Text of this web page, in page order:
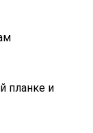
планке и